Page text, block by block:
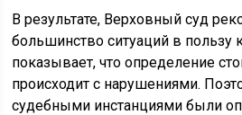
В результате, Верховный суд
большинство ситуаций в пользу
показывает, что определение
происходит с нарушениями.
судебными инстанциями были